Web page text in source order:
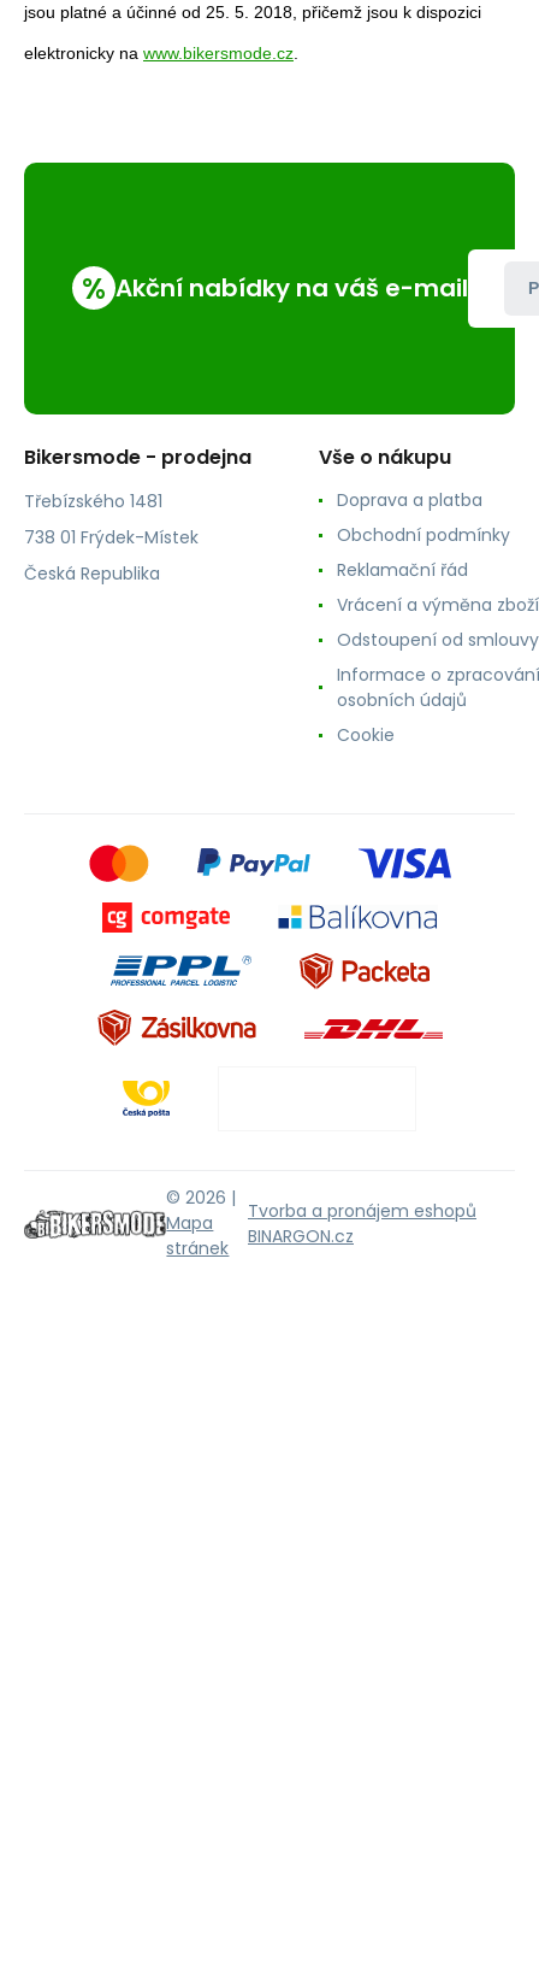
jsou platné a účinné od 25. 5. 2018, přičemž jsou k dispozici
elektronicky na www.bikersmode.cz
% Akční nabídky na váš e-mail
Bikersmode - prodejna
Třebízského 1481
738 01 Frýdek-Místek
Česká Republika
Vše o nákupu
Doprava a platba
Obchodní podmínky
Reklamační řád
Vrácení a výměna zboží
Odstoupení od smlouvy
Informace o zpracování
osobních údajů
Cookie
© 2026 |
Mapa
stránek
Tvorba a pronájem eshopů
BINARGON.cz